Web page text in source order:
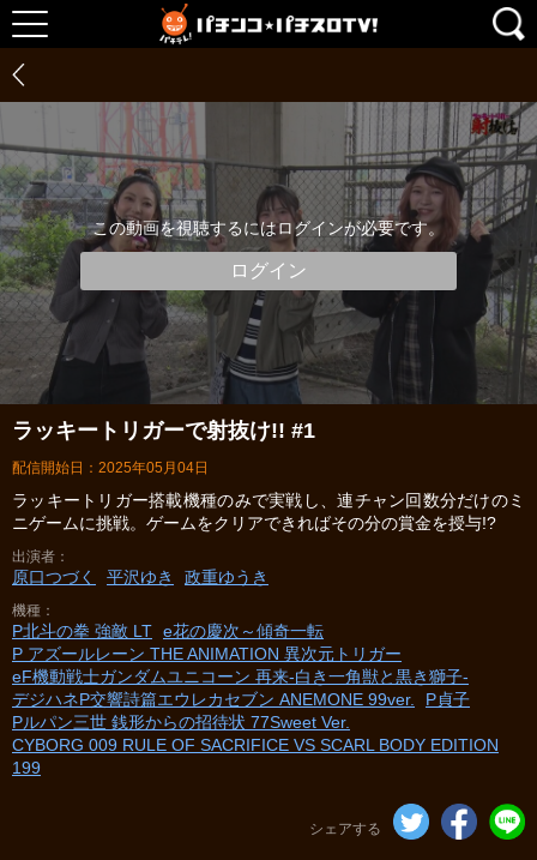
この動画を視聴するにはログインが必要です。
ログイン
ラッキートリガーで射抜け!! #1
配信開始日：2025年05月04日
ラッキートリガー搭載機種のみで実戦し、連チャン回数分だけのミ
ニゲームに挑戦。ゲームをクリアできればその分の賞金を授与!?
出演者
原口つづく 平沢ゆき 政重ゆうき
機種
P北斗の拳 強敵 LT e花の慶次～傾奇一転
P アズールレーン THE ANIMATION 異次元トリガー
eF機動戦士ガンダムユニコーン 再来‐白き一角獣と黒き獅子‐
デジハネP交響詩篇エウレカセブン ANEMONE 99ver.
P貞子
Pルパン三世 銭形からの招待状 77Sweet Ver.
CYBORG 009 RULE OF SACRIFICE VS SCARL BODY EDITION
199
シェアする